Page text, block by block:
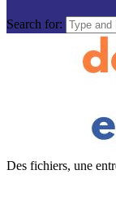
Search for:
Des fichiers, une